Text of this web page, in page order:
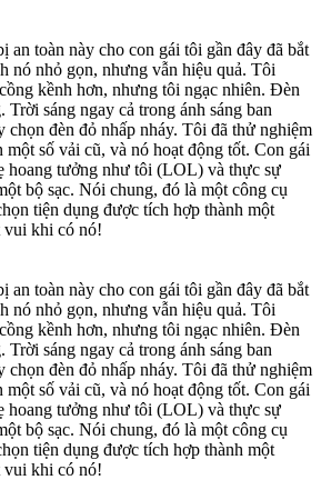
an toàn này cho con gái tôi gần đây đã bắt
nó nhỏ gọn, nhưng vẫn hiệu quả. Tôi
kềnh hơn, nhưng tôi ngạc nhiên. Đèn
Trời sáng ngay cả trong ánh sáng ban
đèn đỏ nhấp nháy. Tôi đã thử nghiệm
một số vải cũ, và nó hoạt động tốt. Con gái
hoang tưởng như tôi (LOL) và thực sự
bộ sạc. Nói chung, đó là một công cụ
tiện dụng được tích hợp thành một
vui khi có nó!
an toàn này cho con gái tôi gần đây đã bắt
nó nhỏ gọn, nhưng vẫn hiệu quả. Tôi
kềnh hơn, nhưng tôi ngạc nhiên. Đèn
Trời sáng ngay cả trong ánh sáng ban
đèn đỏ nhấp nháy. Tôi đã thử nghiệm
một số vải cũ, và nó hoạt động tốt. Con gái
hoang tưởng như tôi (LOL) và thực sự
bộ sạc. Nói chung, đó là một công cụ
tiện dụng được tích hợp thành một
vui khi có nó!